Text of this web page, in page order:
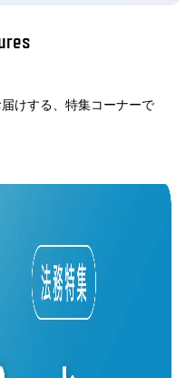
けする、特集コーナーで